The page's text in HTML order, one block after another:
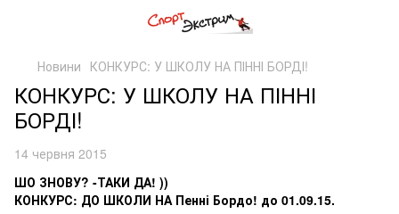
Новини КОНКУРС: У ШКОЛУ НА ПІННІ БОРДІ!
КОНКУРС: У ШКОЛУ НА ПІННІ
БОРДІ!
14 червня 2015
ШО ЗНОВУ? -ТАКИ ДА! ))
КОНКУРС: ДО ШКОЛИ НА Пенні Бордо! до 01.09.15.